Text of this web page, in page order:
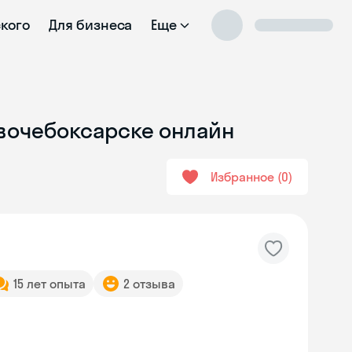
Для бизнеса Еще
онлайн
Избранное 0
15 лет опыта 2 отзыва